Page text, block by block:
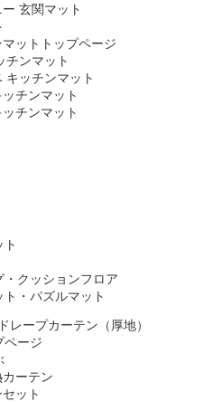
玄関マット
ットトップページ
チンマット
キッチンマット
チンマット
チンマット
ト
・クッションフロア
・パズルマット
ドレープカーテン（厚地）
ページ
ーテン
ット